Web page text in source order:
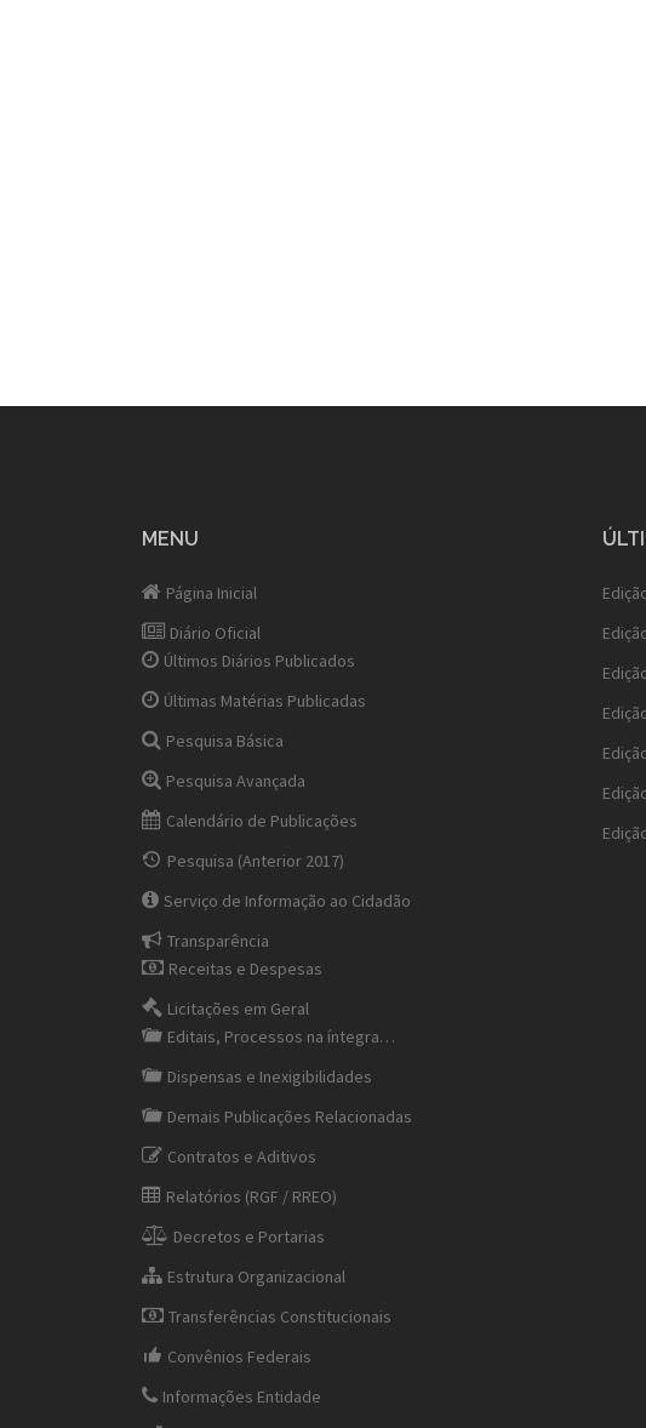
MENU
Página Inicial
Diário Oficial
Últimos Diários Publicados
Últimas Matérias Publicadas
Pesquisa Básica
Pesquisa Avançada
Calendário de Publicações
Pesquisa (Anterior 2017)
Serviço de Informação ao Cidadão
Transparência
Receitas e Despesas
Licitações em Geral
Editais, Processos na íntegra…
Dispensas e Inexigibilidades
Demais Publicações Relacionadas
Contratos e Aditivos
Relatórios (RGF / RREO)
Decretos e Portarias
Estrutura Organizacional
Transferências Constitucionais
Convênios Federais
Informações Entidade